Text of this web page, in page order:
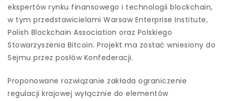
ekspertów rynku finansowego i technologii blockchain,
w tym przedstawicielami Warsaw Enterprise Institute,
Polish Blockchain Association oraz Polskiego
Stowarzyszenia Bitcoin. Projekt ma zostać wniesiony do
Sejmu przez posłów Konfederacji.
Proponowane rozwiązanie zakłada ograniczenie
regulacji krajowej wyłącznie do elementów